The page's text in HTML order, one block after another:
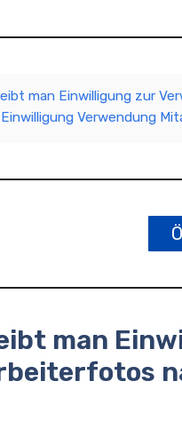
man Einwilligung zur
Einwilligung Verwendung
man